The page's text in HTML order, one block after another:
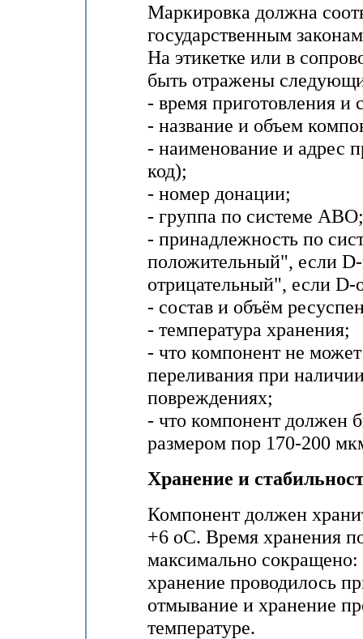
Маркировка должна
государственным
На этикетке или в
быть отражены
- время приготовления и
- название и объем
- наименование и адрес
код);
- номер донации;
- группа по системе АВО;
- принадлежность по
положительный", если
отрицательный", если D-
- состав и объём
- температура хранения;
- что компонент не
переливания при
повреждениях;
- что компонент должен
размером пор 170-200
Хранение и
Компонент должен
+6 оС. Время хранения
максимально
хранение проводилось
отмывание и хранение
температуре.